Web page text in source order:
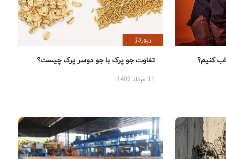
کنیم؟
رپورتاژ
تفاوت جو پرک با جو دوسر پرک چیست؟